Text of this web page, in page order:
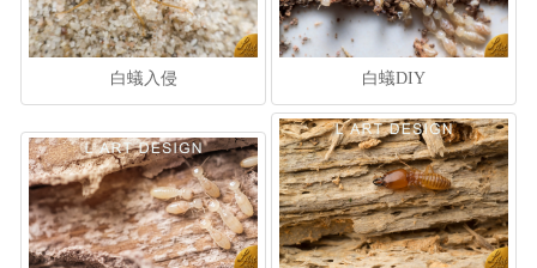
白蟻入侵 白蟻DIY